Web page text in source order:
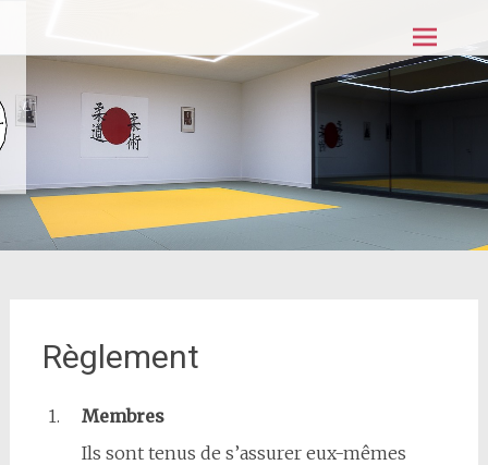
contenu
principal
Règlement
1.
Membres
Ils sont tenus de s’assurer eux-mêmes